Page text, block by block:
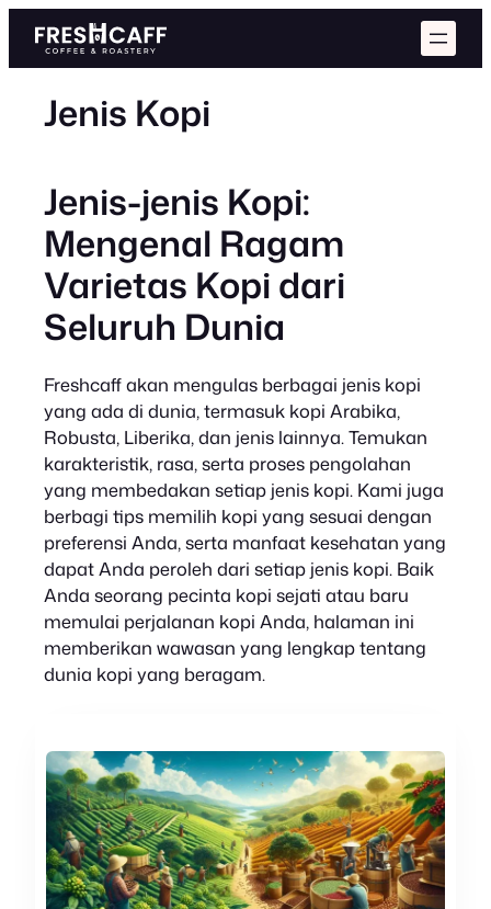
Jenis Kopi
Jenis-jenis Kopi:
Mengenal Ragam
Varietas Kopi dari
Seluruh Dunia
Freshcaff akan mengulas berbagai jenis kopi
yang ada di dunia, termasuk kopi Arabika,
Robusta, Liberika, dan jenis lainnya. Temukan
karakteristik, rasa, serta proses pengolahan
yang membedakan setiap jenis kopi. Kami juga
berbagi tips memilih kopi yang sesuai dengan
preferensi Anda, serta manfaat kesehatan yang
dapat Anda peroleh dari setiap jenis kopi. Baik
Anda seorang pecinta kopi sejati atau baru
memulai perjalanan kopi Anda, halaman ini
memberikan wawasan yang lengkap tentang
dunia kopi yang beragam.